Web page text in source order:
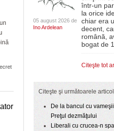
al țării”
introdus
în conducere la
de promovare- acum 2 zile
cantonamentul cu o victorie
- 25 July 2026
Sărbătoarea continuă!
au celebrat a treia seară la
- 2 August 2026
Iniţiativă inedită pentru
talentelor locale- 2 August
View all
05 august 2026 de
Ino Ardelean
într-un
la orice
chiar era
decent,
română,
bogat de
Citeşte tot
Citeşte şi următoarele
De la bancul cu
Preţul dezmăţului
Liberali cu crucea-n